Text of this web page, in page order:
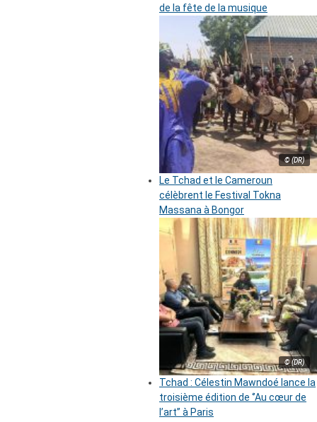
de la fête de la musique
© (DR)
Le Tchad et le Cameroun
célèbrent le Festival Tokna
Massana à Bongor
© (DR)
Tchad : Célestin Mawndoé lance la
troisième édition de ‘’Au cœur de
l’art’’ à Paris